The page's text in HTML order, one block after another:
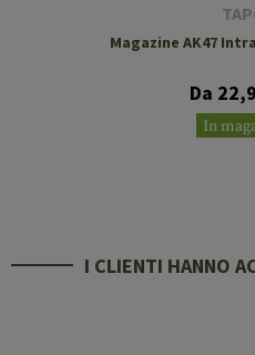
Magazine AK47
Da
In
I CLIENTI HANNO